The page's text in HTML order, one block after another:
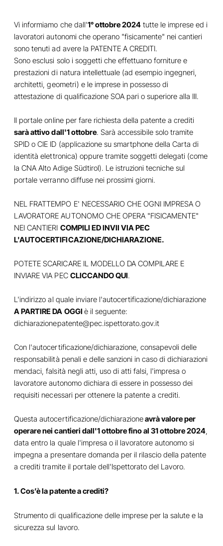
Vi informiamo che dall'1° ottobre 2024 tutte le imprese ed i
lavoratori autonomi che operano "fisicamente" nei cantieri
sono tenuti ad avere la PATENTE A CREDITI.
Sono esclusi solo i soggetti che effettuano forniture e
prestazioni di natura intellettuale (ad esempio ingegneri,
architetti, geometri) e le imprese in possesso di
attestazione di qualificazione SOA pari o superiore alla III.
Il portale online per fare richiesta della patente a crediti
sarà attivo dall'1 ottobre. Sarà accessibile solo tramite
SPID o CIE ID (applicazione su smartphone della Carta di
identità elettronica) oppure tramite soggetti delegati (come
la CNA Alto Adige Südtirol). Le istruzioni tecniche sul
portale verranno diffuse nei prossimi giorni.
NEL FRATTEMPO E' NECESSARIO CHE OGNI IMPRESA O
LAVORATORE AUTONOMO CHE OPERA "FISICAMENTE"
NEI CANTIERI COMPILI ED INVII VIA PEC
L'AUTOCERTIFICAZIONE/DICHIARAZIONE.
POTETE SCARICARE IL MODELLO DA COMPILARE E
INVIARE VIA PEC CLICCANDO QUI.
L'indirizzo al quale inviare l'autocertificazione/dichiarazione
A PARTIRE DA OGGI è il seguente:
dichiarazionepatente@pec.ispettorato.gov.it
Con l'autocertificazione/dichiarazione, consapevoli delle
responsabilità penali e delle sanzioni in caso di dichiarazioni
mendaci, falsità negli atti, uso di atti falsi, l'impresa o
lavoratore autonomo dichiara di essere in possesso dei
requisiti necessari per ottenere la patente a crediti.
Questa autocertificazione/dichiarazioneavrà valore per
operare nei cantieri dall'1 ottobre fino al 31 ottobre 2024
data entro la quale l'impresa o il lavoratore autonomo si
impegna a presentare domanda per il rilascio della patente
a crediti tramite il portale dell'Ispettorato del Lavoro.
1. Cos’è la patente a crediti?
Strumento di qualificazione delle imprese per la salute e la
sicurezza sul lavoro.